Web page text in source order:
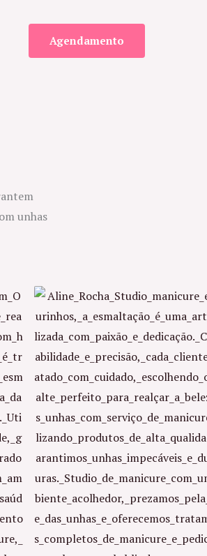
Agendamento
unhas